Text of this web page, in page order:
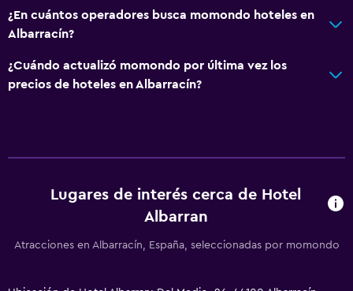
Acceso al salón ejecutivo
Habitaciones familiares
Zona de estar
Sofá
Sofá cama
¿En cuántos operadores busca momondo hoteles en
Albarracín?
¿Cuándo actualizó momondo por última vez los
precios de hoteles en Albarracín?
Lugares de interés cerca de Hotel
Albarran
Atracciones en Albarracín, España, seleccionadas por momondo